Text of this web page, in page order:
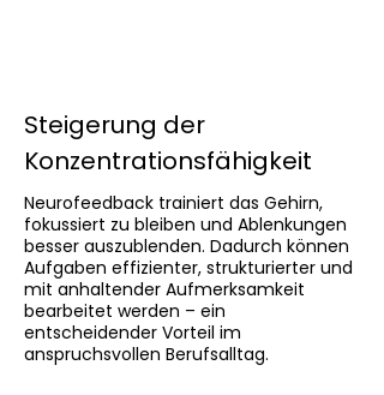
Steigerung der
Konzentrationsfähigkeit
Neurofeedback trainiert das Gehirn,
fokussiert zu bleiben und Ablenkungen
besser auszublenden. Dadurch können
Aufgaben effizienter, strukturierter und
mit anhaltender Aufmerksamkeit
bearbeitet werden – ein
entscheidender Vorteil im
anspruchsvollen Berufsalltag.